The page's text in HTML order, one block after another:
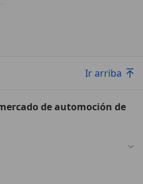
Ir arriba
de automoción de